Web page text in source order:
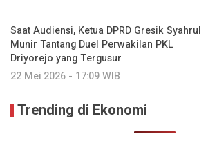
Saat Audiensi, Ketua DPRD Gresik Syahrul
Munir Tantang Duel Perwakilan PKL
Driyorejo yang Tergusur
22 Mei 2026 - 17:09 WIB
Trending di Ekonomi